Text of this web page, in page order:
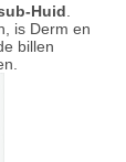
Huid
is Derm en
billen